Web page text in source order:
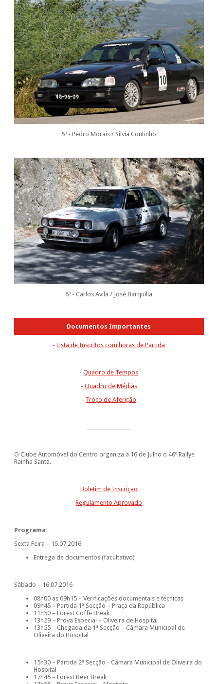
5º - Pedro Morais / Silvia Coutinho
6º - Carlos Avila / José Barquilla
Documentos Importantes
-Lista de Inscritos com horas de Partida
-Quadro de Tempos
- Quadro de Médias
- Troço de Aferição
O Clube Automóvel do Centro organiza a 16 de Julho o 46º Rallye
Rainha Santa.
Boletim de Inscrição
Regulamento Aprovado
Programa:
Sexta Feira – 15.07.2016
Entrega de documentos (facultativo)
Sábado – 16.07.2016
08h00 às 09h15 – Verificações documentais e técnicas
09h45 – Partida 1ª Secção – Praça da República
11h50 – Forest Coffe Break
13h29 – Prova Especial – Oliveira de Hospital
13h55 – Chegada da 1ª Secção – Câmara Municipal de
Oliveira do Hospital
15h30 – Partida 2ª Secção - Câmara Municipal de Oliveira do
Hospital
17h45 – Forest Beer Break